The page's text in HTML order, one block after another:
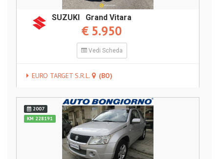
SUZUKI Grand Vitara
€ 5.950
Vedi Scheda
EURO TARGET S.R.L. (BO)
2007
KM 228191